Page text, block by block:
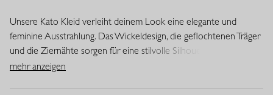
Unsere Kato Kleid verleiht deinem Look eine elegante und
feminine Ausstrahlung. Das Wickeldesign, die geflochtenen Träger
und die Ziernähte sorgen für eine stilvolle Silhouette. Dieses
Modell ist Teil der Jubiläumskollektion zum 20 jährigen Bestehen
mehr anzeigen